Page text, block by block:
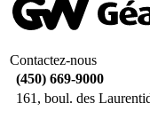
Contactez-nous
(450) 669-9000
161, boul. des